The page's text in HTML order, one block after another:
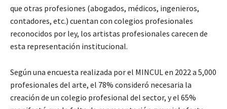
que otras profesiones (abogados, médicos, ingenieros,
contadores, etc.) cuentan con colegios profesionales
reconocidos por ley, los artistas profesionales carecen de
esta representación institucional.
Según una encuesta realizada por el MINCUL en 2022 a 5,000
profesionales del arte, el 78% consideró necesaria la
creación de un colegio profesional del sector, y el 65%